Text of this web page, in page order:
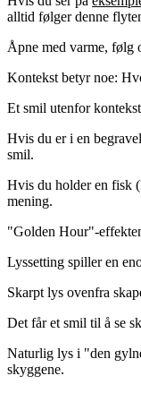
alltid følger denne
Åpne med varme, følg
Kontekst betyr noe:
Et smil utenfor
Hvis du er i en
smil.
Hvis du holder en fisk
mening.
"Golden Hour"-
Lyssetting spiller en
Skarpt lys ovenfra
Det får et smil til å se
Naturlig lys i "den
skyggene.